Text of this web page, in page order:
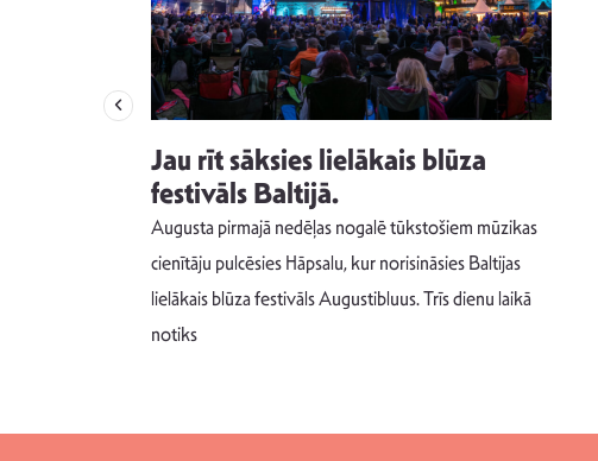
Jau rīt sāksies lielākais blūza
festivāls Baltijā.
Augusta pirmajā nedēļas nogalē tūkstošiem mūzikas
cienītāju pulcēsies Hāpsalu, kur norisināsies Baltijas
lielākais blūza festivāls Augustibluus. Trīs dienu laikā
notiks